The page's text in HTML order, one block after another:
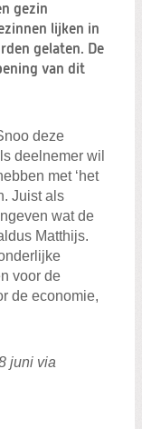
Zoeken
gezin
lijken in
gelaten. De
van dit
deze
deelnemer wil
met ‘het
Juist als
wat de
Matthijs.
voor de
de economie,
juni via